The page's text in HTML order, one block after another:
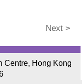
Next >
Centre, Hong Kong